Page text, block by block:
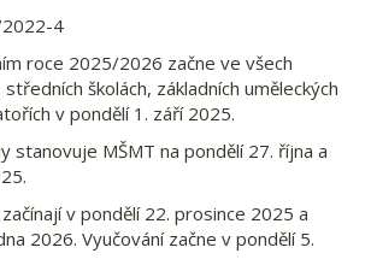
2022-4
roce 2025/2026 začne ve všech
středních školách, základních uměleckých
v pondělí 1. září 2025.
stanovuje MŠMT na pondělí 27. října a
v pondělí 22. prosince 2025 a
2026. Vyučování začne v pondělí 5.